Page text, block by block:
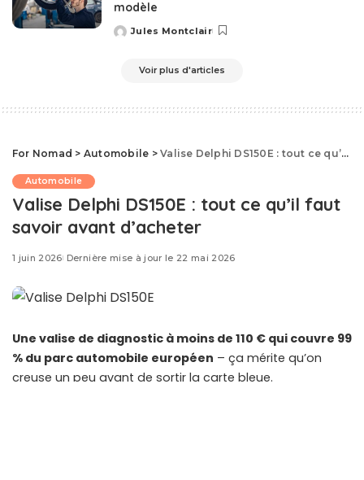
modèle
Posted
Jules Montclair
Voir plus d'articles
For Nomad > Automobile >Valise Delphi DS150E : tout ce qu’il faut savoir avant d’acheter
Automobile
Valise Delphi DS150E : tout ce qu’il faut
savoir avant d’acheter
1 juin 2026 Dernière mise à jour le 22 mai 2026
Une valise de diagnostic à moins de 110 € qui couvre 99
% du parc automobile européen – ça mérite qu’on
creuse un peu avant de sortir la carte bleue.